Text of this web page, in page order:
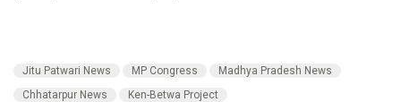
Jitu Patwari News MP Congress
Madhya Pradesh News
Chhatarpur News
Ken-Betwa Project